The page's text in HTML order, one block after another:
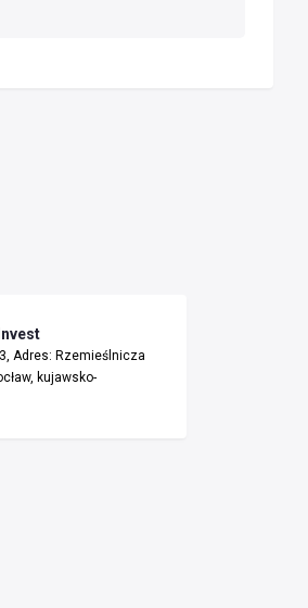
Adres: Rzemieślnicza
kujawsko-